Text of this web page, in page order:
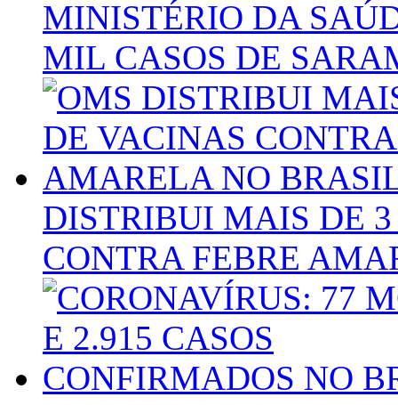
MINISTÉRIO DA
MIL CASOS DE
DISTRIBUI MAIS DE
CONTRA FEBRE